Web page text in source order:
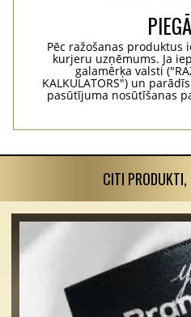
Pēc ražošanas produktus
kurjeru uzņēmums. Ja
galamērķa valsti
KALKULATORS") un
pasūtījuma nosūtīšanas
CITI PRODUKTI,